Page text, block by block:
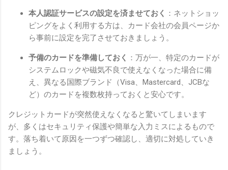
本人認証サービスの設定を済ませておく ：ネットショッ
ピングをよく利用する方は、カード会社の会員ページか
ら事前に設定を完了させておきましょう。
予備のカードを準備しておく ：万が一、特定のカードが
システムロックや磁気不良で使えなくなった場合に備
え、異なる国際ブランド（Visa、Mastercard、JCBな
ど）のカードを複数枚持っておくと安心です。
クレジットカードが突然使えなくなると驚いてしまいます
が、多くはセキュリティ保護や簡単な入力ミスによるもので
す。落ち着いて原因を一つずつ確認し、適切に対処していき
ましょう。